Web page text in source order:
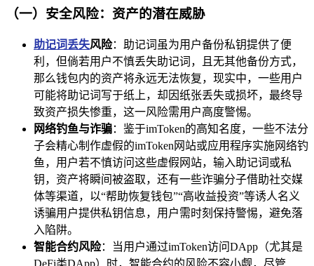
（一）安全风险：资产的潜在威胁
助记词丢失风险：助记词虽为用户备份私钥提供了便
利，但倘若用户不慎丢失助记词，且无其他备份方式，
那么钱包内的资产将永远无法恢复，现实中，一些用户
可能将助记词写于纸上，却因纸张丢失或损坏，最终导
致资产损失惨重，这一风险需用户高度警惕。
网络钓鱼与诈骗：鉴于imToken的高知名度，一些不法分
子会精心制作虚假的imToken网站或应用程序实施网络钓
鱼，用户若不慎访问这些虚假网站，输入助记词或私
钥，资产将瞬间被盗取，还有一些诈骗分子借助社交媒
体等渠道，以“帮助恢复钱包”“高收益投资”等诱人名义
诱骗用户提供私钥信息，用户需时刻保持警惕，避免落
入陷阱。
智能合约风险：当用户通过imToken访问DApp（尤其是
DeFi类DApp）时，智能合约的风险不容小觑，尽管